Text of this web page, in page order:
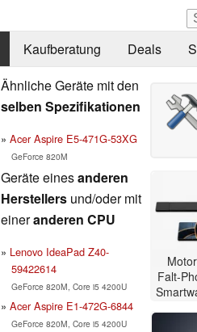
Kaufberatung Deals
Ähnliche Geräte mit den
selben Spezifikationen
Acer Aspire E5-471G-53XG
GeForce 820M
Geräte einesanderen
Herstellers und/oder mit
eineranderen CPU
Lenovo IdeaPad Z40-
59422614
GeForce 820M, Core i5 4200U
Acer Aspire E1-472G-6844
GeForce 820M, Core i5 4200U
Falt-